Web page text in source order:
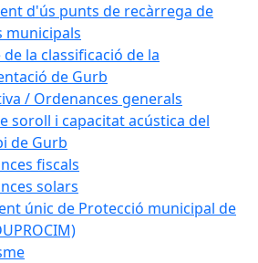
d'ús punts de recàrrega de
municipals
la classificació de la
de Gurb
/ Ordenances generals
soroll i capacitat acústica del
de Gurb
fiscals
solars
únic de Protecció municipal de